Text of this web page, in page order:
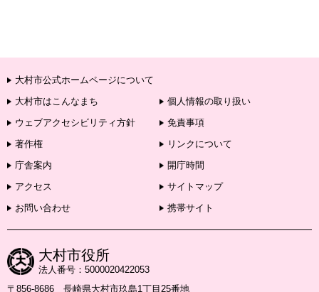
大村市公式ホームページについて
大村市はこんなまち
個人情報の取り扱い
ウェブアクセシビリティ方針
免責事項
著作権
リンクについて
庁舎案内
開庁時間
アクセス
サイトマップ
お問い合わせ
携帯サイト
大村市役所
法人番号：5000020422053
〒856-8686 長崎県大村市玖島1丁目25番地